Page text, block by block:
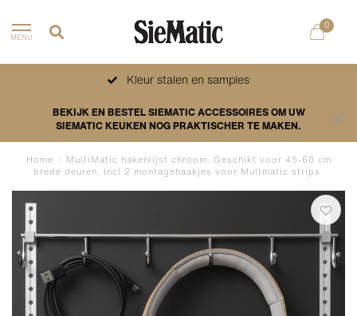
MENU
0
Kleur stalen en samples
BEKIJK EN BESTEL SIEMATIC ACCESSOIRES OM UW
SIEMATIC KEUKEN NOG PRAKTISCHER TE MAKEN.
Home
MultiMatic hakenlijst chroom. Geschikt voor 45-60 cm
brede deuren. Incl 2 montagehaakjes voor Multmatic strips